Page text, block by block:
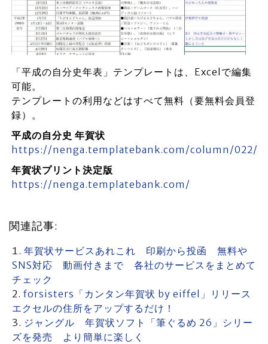
「平成の自分史年表」テンプレートは、Excelで編集
可能。
テンプレートの利用などはすべて無料（要無料会員登
録）。
平成の自分史 年賀状
https://nenga.templatebank.com/column/022/
年賀状プリント決定版
https://nenga.templatebank.com/
関連記事:
年賀状サービスあれこれ 印刷から投函 無料や
SNS対応 動画付きまで 各社のサービスをまとめて
チェック
forsisters「カンタン年賀状 by eiffel」リリース
エクセルの住所をアップするだけ！
ジャングル 年賀状ソフト「筆ぐるめ 26」シリー
ズを発売 より簡単に楽しく